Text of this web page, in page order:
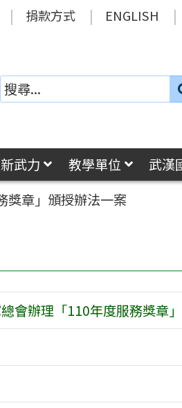
捐款方式 ENGLISH
武力 教學單位 武漢
獎章」頒授辦法一案
會辦理「110年度服務獎章